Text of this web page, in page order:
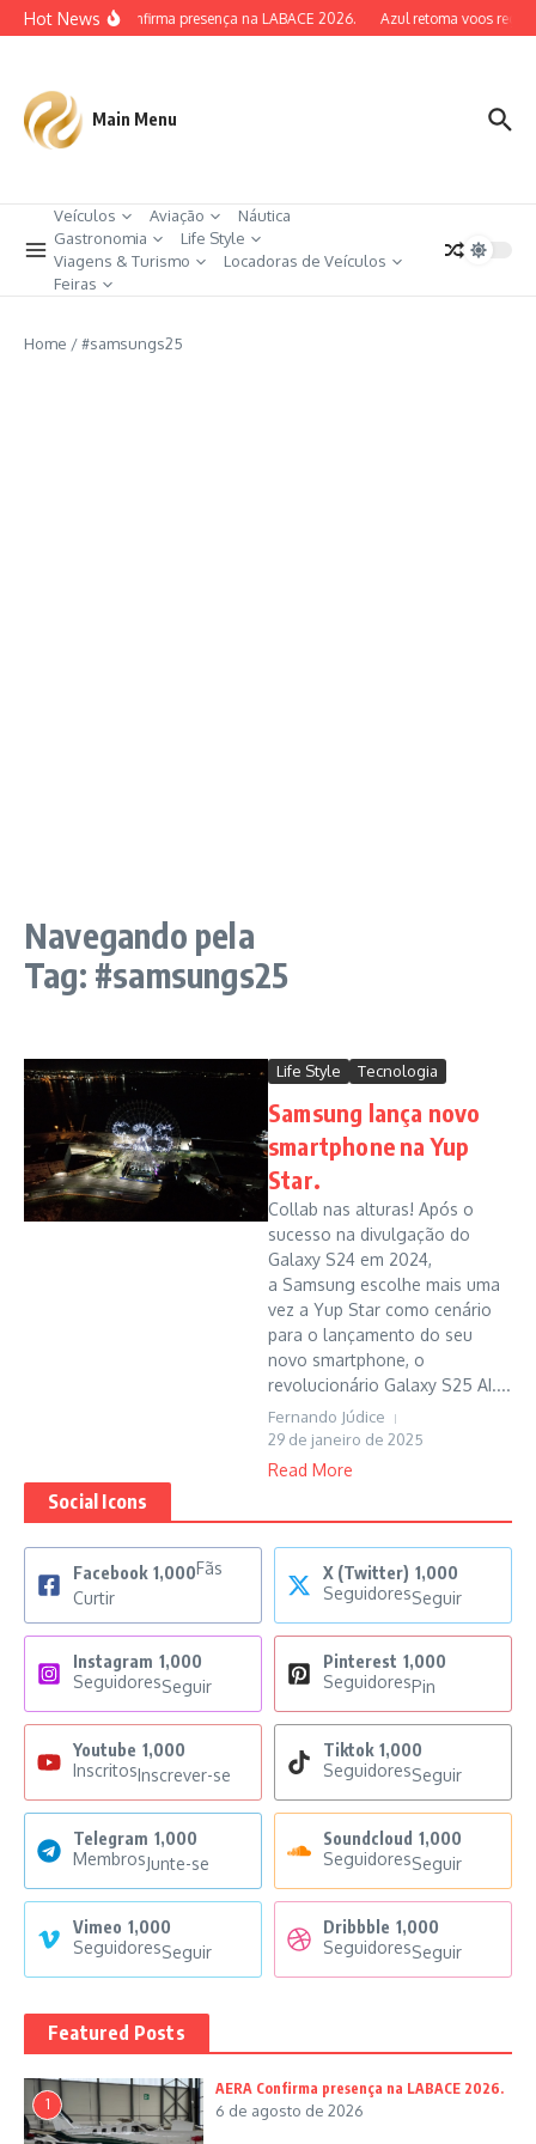
Ir para o conteúdo
Hot NewsAERA Confirma presença na LABACE 2026. Azul retoma voos
Main Menu
Veículos Aviação
Náutica
Gastronomia
Life Style
Viagens & Turismo
Locadoras de Veículos
Feiras
Home /#samsungs25
Navegando pela
Tag: #samsungs25
Life Style Tecnologia
Samsung lança novo
smartphone na Yup
Star.
Collab nas alturas! Após o
sucesso na divulgação do
Galaxy S24 em 2024,
a Samsung escolhe mais uma
vez a Yup Star como cenário
para o lançamento do seu
novo smartphone, o
revolucionário Galaxy S25 AI....
Fernando Júdice
29 de janeiro de 2025
Read More
Social Icons
Facebook 1,000Fãs
Curtir
X (Twitter) 1,000
SeguidoresSeguir
Instagram 1,000
SeguidoresSeguir
Pinterest 1,000
SeguidoresPin
Youtube 1,000
InscritosInscrever-se
Tiktok 1,000
SeguidoresSeguir
Telegram 1,000
MembrosJunte-se
Soundcloud 1,000
SeguidoresSeguir
Vimeo 1,000
SeguidoresSeguir
Dribbble 1,000
SeguidoresSeguir
Featured Posts
1
AERA Confirma presença na LABACE 2026.
6 de agosto de 2026